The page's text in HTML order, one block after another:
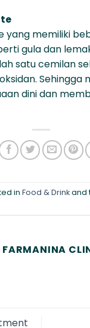
yang memiliki
gula dan
satu cemilan
Sehingga
dini dan
inFood & Drinkand
FARMANINA